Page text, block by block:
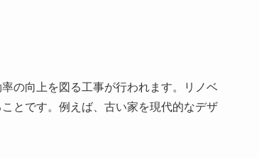
の向上を図る工事が行われます。リノベ
とです。例えば、古い家を現代的なデザ